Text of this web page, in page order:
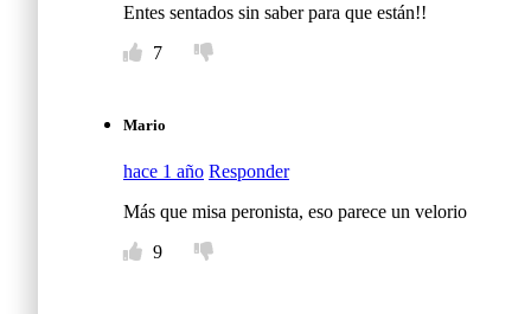
Entes sentados sin saber para que están!!
7
Mario
hace 1 año Responder
Más que misa peronista, eso parece un velorio
9